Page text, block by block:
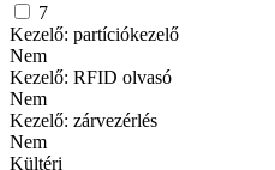
7
Kezelő: partíciókezelő
Nem
Kezelő: RFID olvasó
Nem
Kezelő: zárvezérlés
Nem
Kültéri